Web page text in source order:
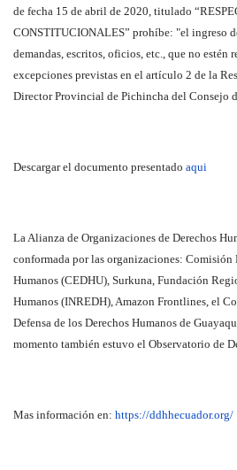
de fecha 15 de abril de 2020, titulado
CONSTITUCIONALES” prohíbe: "el ingreso
demandas, escritos, oficios, etc., que no estén
excepciones previstas en el artículo 2 de la
Director Provincial de Pichincha del Consejo
Descargar el documento presentado aqui
La Alianza de Organizaciones de Derechos
conformada por las organizaciones: Comisión
Humanos (CEDHU), Surkuna, Fundación
Humanos (INREDH), Amazon Frontlines, el
Defensa de los Derechos Humanos de
momento también estuvo el Observatorio de
Mas información en: https://ddhhecuador.org/